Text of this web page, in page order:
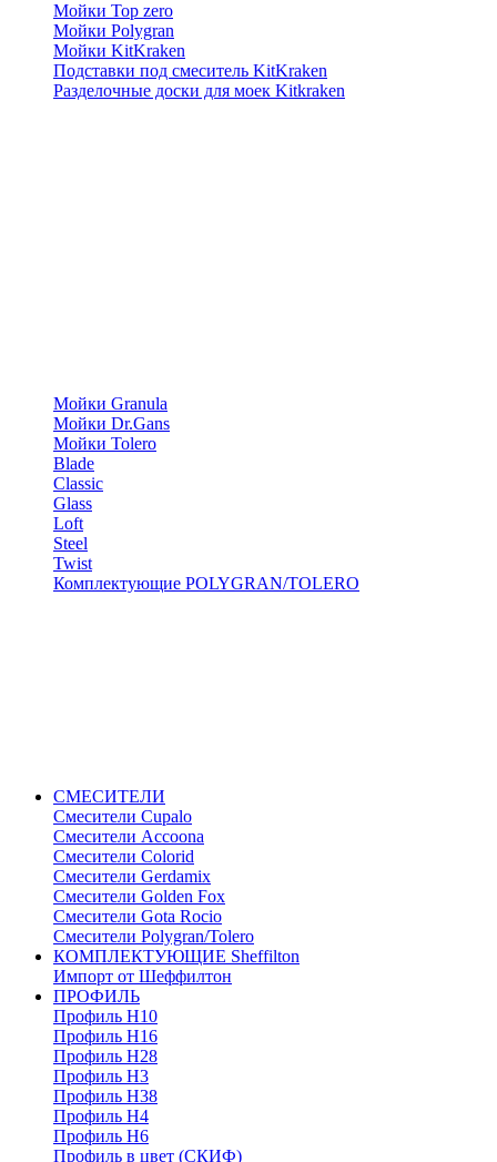
Мойки Top zero
Мойки Polygran
Мойки KitKraken
Подставки под смеситель KitKraken
Разделочные доски для моек Kitkraken
Мойки Granula
Мойки Dr.Gans
Мойки Tolero
Blade
Classic
Glass
Loft
Steel
Twist
Комплектующие POLYGRAN/TOLERO
СМЕСИТЕЛИ
Cмесители Cupalo
Смесители Accoona
Смесители Colorid
Смесители Gerdamix
Смесители Golden Fox
Смесители Gota Rocio
Смесители Polygran/Tolero
КОМПЛЕКТУЮЩИЕ Sheffilton
Импорт от Шеффилтон
ПРОФИЛЬ
Профиль H10
Профиль H16
Профиль H28
Профиль H3
Профиль H38
Профиль H4
Профиль H6
Профиль в цвет (СКИФ)